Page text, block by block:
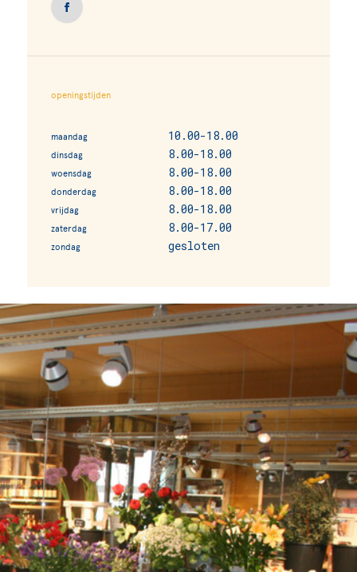
openingstijden
maandag 10.00-18.00
dinsdag 8.00-18.00
woensdag 8.00-18.00
donderdag 8.00-18.00
vrijdag 8.00-18.00
zaterdag 8.00-17.00
zondag gesloten